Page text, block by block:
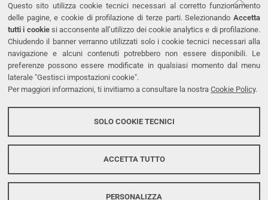
Questo sito utilizza cookie tecnici necessari al corretto funzionamento
delle pagine, e cookie di profilazione di terze parti. Selezionando Accetta
tutti i cookiesi acconsente all’utilizzo dei cookie analytics e di profilazione.
Chiudendo il banner verranno utilizzati solo i cookie tecnici necessari alla
navigazione e alcuni contenuti potrebbero non essere disponibili. Le
preferenze possono essere modificate in qualsiasi momento dal menu
laterale "Gestisci impostazioni cookie".
Per maggiori informazioni, ti invitiamo a consultare la nostra Cookie Policy.
SOLO COOKIE TECNICI
ACCETTA TUTTO
PERSONALIZZA
Tel. +39 0532 293111
Fax. +39 0532 293031
PEC
LINKS
Dichiarazione di accessibilità
Protezione dati personali